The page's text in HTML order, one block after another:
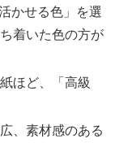
かせる色」を選
着いた色の方が
ほど、「高級
、素材感のある